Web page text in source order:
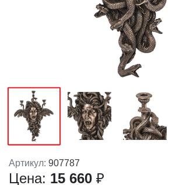
Артикул: 907787
Цена: 15 660 ₽